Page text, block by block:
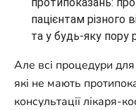
пацієнтам різного
та у будь-яку пору
Але всі процедури
які не мають
консультації лікаря-